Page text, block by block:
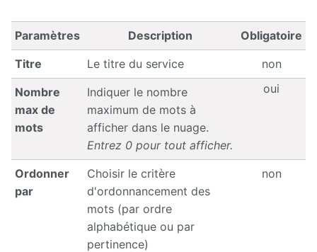
Paramètres Description
Obligatoire
Titre
Le titre du service
non
Nombre
max de
mots
Indiquer le nombre
maximum de mots à
afficher dans le nuage.
Entrez 0 pour tout afficher.
oui
Ordonner
par
Choisir le critère
d'ordonnancement des
mots (par ordre
alphabétique ou par
pertinence)
non